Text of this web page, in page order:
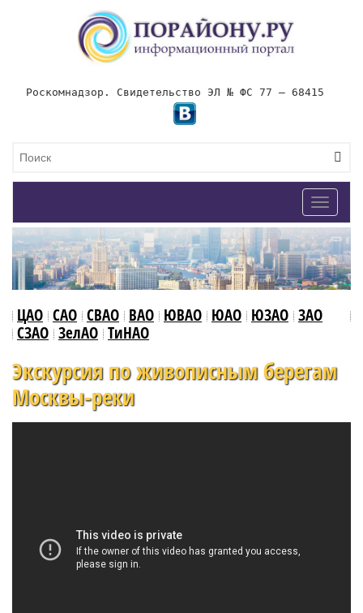
Роскомнадзор. Свидетельство ЭЛ № ФС 77 – 68415
Toggle
ЦАО САО СВАО ВАО ЮВАО ЮАО ЮЗАО ЗАО
СЗАО ЗелАО ТиНАО
Экскурсия по живописным берегам
Москвы-реки